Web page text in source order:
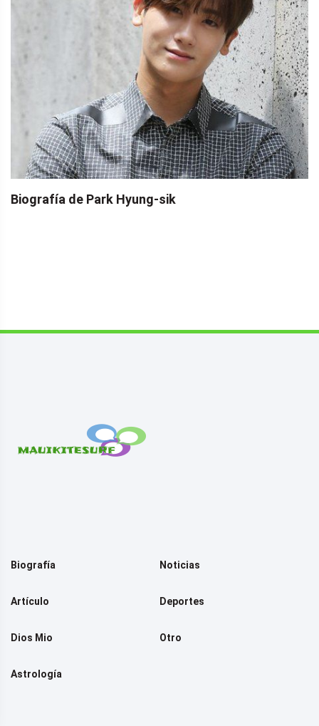
Biografía de Park Hyung-sik
Biografía Noticias
Artículo Deportes
Dios Mio Otro
Astrología